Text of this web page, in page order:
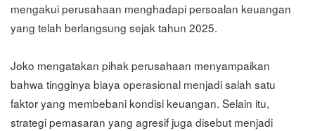
mengakui perusahaan menghadapi persoalan keuangan
yang telah berlangsung sejak tahun 2025.
Joko mengatakan pihak perusahaan menyampaikan
bahwa tingginya biaya operasional menjadi salah satu
faktor yang membebani kondisi keuangan. Selain itu,
strategi pemasaran yang agresif juga disebut menjadi